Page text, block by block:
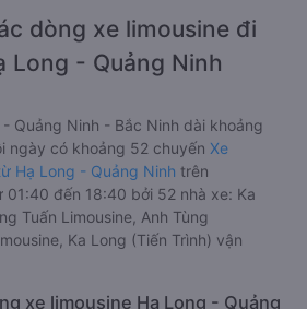
dòng xe limousine đi
Long - Quảng Ninh
Quảng Ninh - Bắc Ninh dài khoảng
ngày có khoảng 52 chuyến
Hạ Long - Quảng Ninh trên
Tuấn Limousine, Anh Tùng